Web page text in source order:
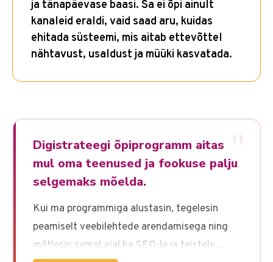
ja tänapäevase baasi. Sa ei õpi ainult
kanaleid eraldi, vaid saad aru, kuidas
ehitada süsteemi, mis aitab ettevõttel
nähtavust, usaldust ja müüki kasvatada.
"
Digistrateegi õpiprogramm aitas
mul oma teenused ja fookuse palju
selgemaks mõelda.
Kui ma programmiga alustasin, tegelesin
peamiselt veebilehtede arendamisega ning
mõtlesin samal ajal ka SEO-le ja teistele